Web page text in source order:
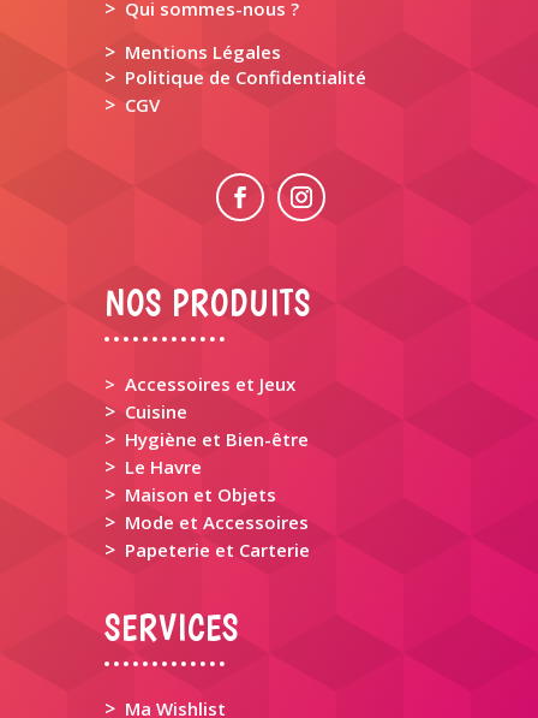
> Qui sommes-nous ?
> Mentions Légales
> Politique de Confidentialité
> CGV
NOS PRODUITS
> Accessoires et Jeux
> Cuisine
> Hygiène et Bien-être
> Le Havre
> Maison et Objets
> Mode et Accessoires
> Papeterie et Carterie
SERVICES
> Ma Wishlist